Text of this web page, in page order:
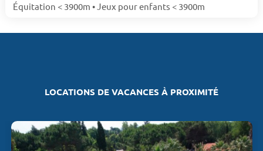
Équitation < 3900m • Jeux pour enfants < 3900m
LOCATIONS DE VACANCES À PROXIMITÉ